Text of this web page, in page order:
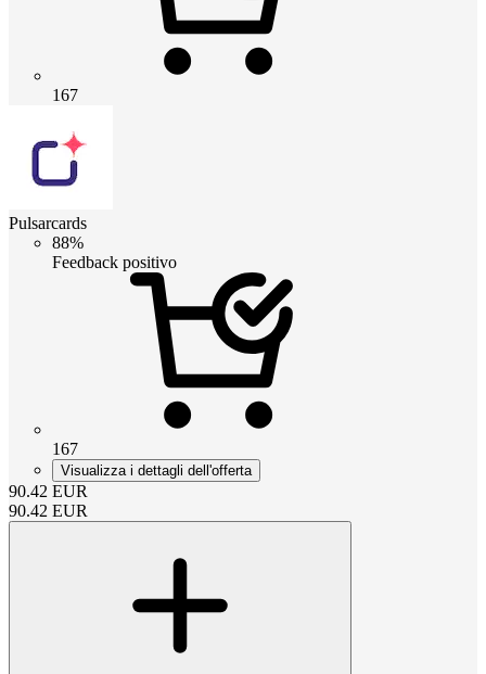
167
Pulsarcards
88%
Feedback positivo
167
Visualizza i dettagli dell'offerta
90.42 EUR
90.42 EUR